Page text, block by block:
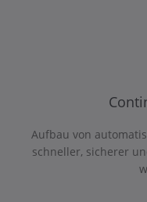
Aufbau von
schneller, sicherer